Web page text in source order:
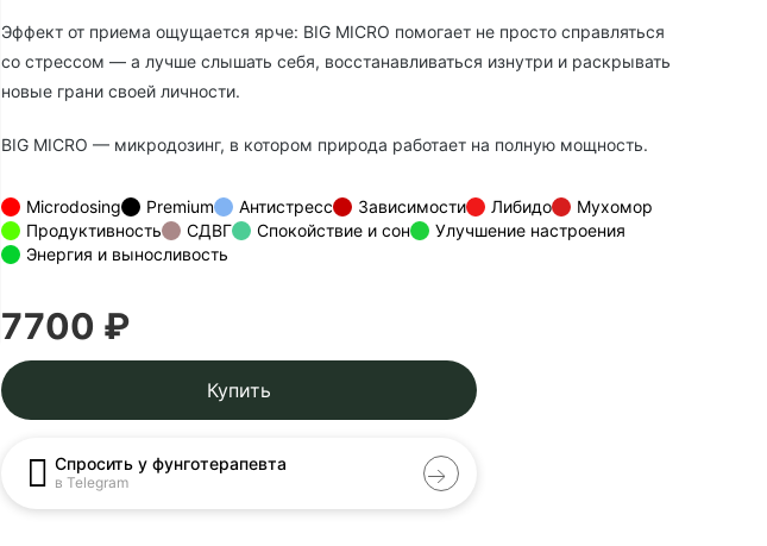
Эффект от приема ощущается ярче: BIG MICRO помогает не просто справляться
со стрессом — а лучше слышать себя, восстанавливаться изнутри и раскрывать
новые грани своей личности.
BIG MICRO — микродозинг, в котором природа работает на полную мощность.
Microdosing Premium Антистресс Зависимости Либидо
Мухомор
Продуктивность
СДВГ Спокойствие и сон
Улучшение настроения
Энергия и выносливость
7700 ₽
Купить
Спросить у фунготерапевта
в Telegram